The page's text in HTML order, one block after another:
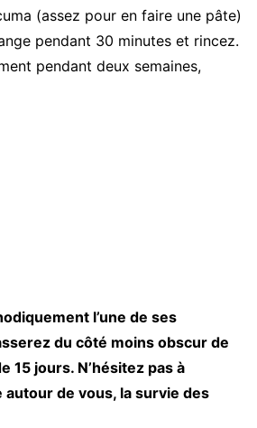
(assez pour en faire une pâte)
pendant 30 minutes et rincez.
pendant deux semaines,
l’une de ses
du côté moins obscur de
15 jours. N’hésitez pas à
de vous, la survie des